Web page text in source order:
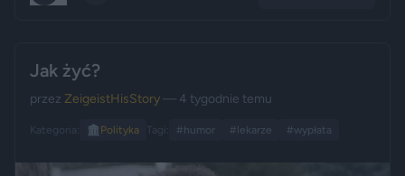
Jak żyć?
przez ZeigeistHisStory— 4 tygodnie temu
Kategoria: 🏛️ Polityka Tagi: #humor #lekarze #wypłata